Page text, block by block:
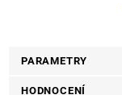
PARAMETRY
HODNOCENÍ